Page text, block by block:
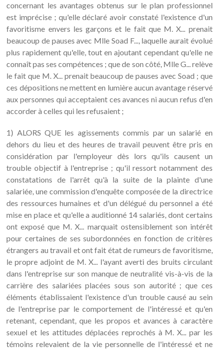
concernant les avantages obtenus sur le plan professionnel
est imprécise ; qu'elle déclaré avoir constaté l'existence d'un
favoritisme envers les garçons et le fait que M. X... prenait
beaucoup de pauses avec Mlle Soad F..., laquelle aurait évolué
plus rapidement qu'elle, tout en ajoutant cependant qu'elle ne
connaît pas ses compétences ; que de son côté, Mlle G... relève
le fait que M. X... prenait beaucoup de pauses avec Soad ; que
ces dépositions ne mettent en lumière aucun avantage réservé
aux personnes qui acceptaient ces avances ni aucun refus d'en
accorder à celles qui les refusaient ;
1) ALORS QUE les agissements commis par un salarié en
dehors du lieu et des heures de travail peuvent être pris en
considération par l'employeur dès lors qu'ils causent un
trouble objectif à l'entreprise ; qu'il ressort notamment des
constatations de l'arrêt qu'à la suite de la plainte d'une
salariée, une commission d'enquête composée de la directrice
des ressources humaines et d'un délégué du personnel a été
mise en place et qu'elle a auditionné 14 salariés, dont certains
ont exposé que M. X... marquait ostensiblement son intérêt
pour certaines de ses subordonnées en fonction de critères
étrangers au travail et ont fait état de rumeurs de favoritisme,
le propre adjoint de M. X... l'ayant averti des bruits circulant
dans l'entreprise sur son manque de neutralité vis-à-vis de la
carrière des salariées placées sous son autorité ; que ces
éléments établissaient l'existence d'un trouble causé au sein
de l'entreprise par le comportement de l'intéressé et qu'en
retenant, cependant, que les propos et avances à caractère
sexuel et les attitudes déplacées reprochés à M. X... par les
témoins relevaient de la vie personnelle de l'intéressé et ne